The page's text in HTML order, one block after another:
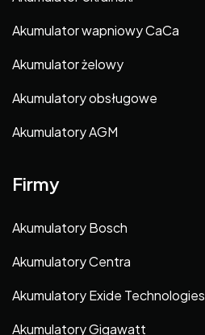
Akumulator wapniowy CaCa
Akumulator żelowy
Akumulatory obsługowe
Akumulatory AGM
Firmy
Akumulatory Bosch
Akumulatory Centra
Akumulatory Exide Technologies
Akumulatory Gigawatt